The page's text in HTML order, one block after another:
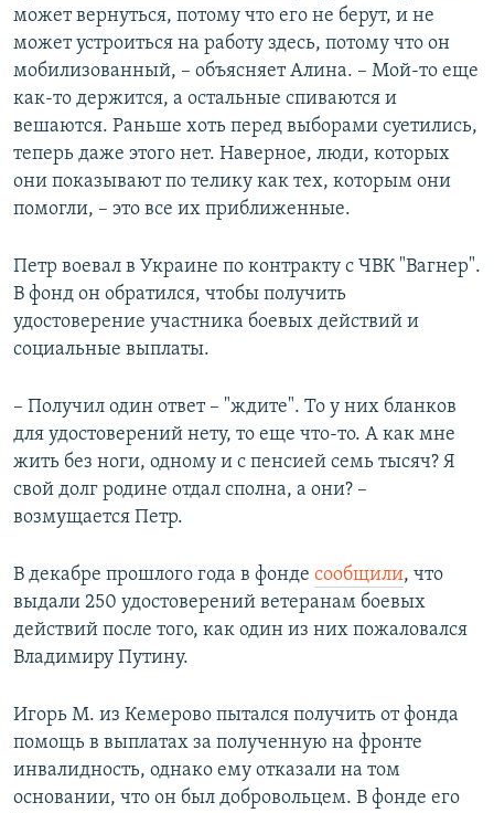
может вернуться, потому что его не берут, и не
может устроиться на работу здесь, потому что он
мобилизованный, – объясняет Алина. – Мой-то еще
как-то держится, а остальные спиваются и
вешаются. Раньше хоть перед выборами суетились,
теперь даже этого нет. Наверное, люди, которых
они показывают по телику как тех, которым они
помогли, – это все их приближенные.
Петр воевал в Украине по контракту с ЧВК "Вагнер".
В фонд он обратился, чтобы получить
удостоверение участника боевых действий и
социальные выплаты.
– Получил один ответ – "ждите". То у них бланков
для удостоверений нету, то еще что-то. А как мне
жить без ноги, одному и с пенсией семь тысяч? Я
свой долг родине отдал сполна, а они? –
возмущается Петр.
В декабре прошлого года в фонде сообщили, что
выдали 250 удостоверений ветеранам боевых
действий после того, как один из них пожаловался
Владимиру Путину.
Игорь М. из Кемерово пытался получить от фонда
помощь в выплатах за полученную на фронте
инвалидность, однако ему отказали на том
основании, что он был добровольцем. В фонде его